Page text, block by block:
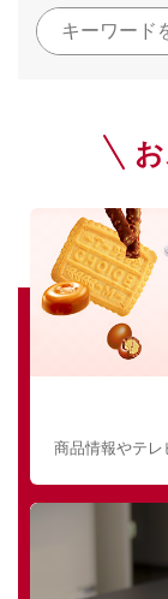
商品情報やテレ